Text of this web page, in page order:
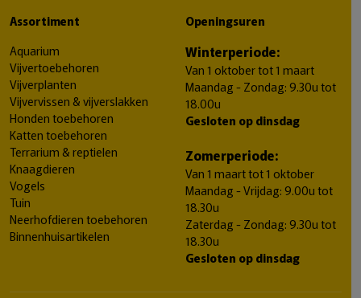
Assortiment
Aquarium
Vijvertoebehoren
Vijverplanten
Vijvervissen & vijverslakken
Honden toebehoren
Katten toebehoren
Terrarium & reptielen
Knaagdieren
Vogels
Tuin
Neerhofdieren toebehoren
Binnenhuisartikelen
Openingsuren
Winterperiode:
Van 1 oktober tot 1 maart
Maandag - Zondag: 9.30u tot
18.00u
Gesloten op dinsdag
Zomerperiode:
Van 1 maart tot 1 oktober
Maandag - Vrijdag: 9.00u tot
18.30u
Zaterdag - Zondag: 9.30u tot
18.30u
Gesloten op dinsdag